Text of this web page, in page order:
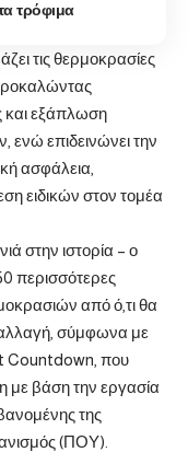
τρόφιμα
τις θερμοκρασίες
και εξάπλωση
ενώ επιδεινώνει την
ασφάλεια,
ειδικών στον τομέα
στην ιστορία – ο
περισσότερες
από ό,τι θα
αλλαγή, σύμφωνα με
Countdown, που
με βάση την εργασία
της
(ΠΟΥ).